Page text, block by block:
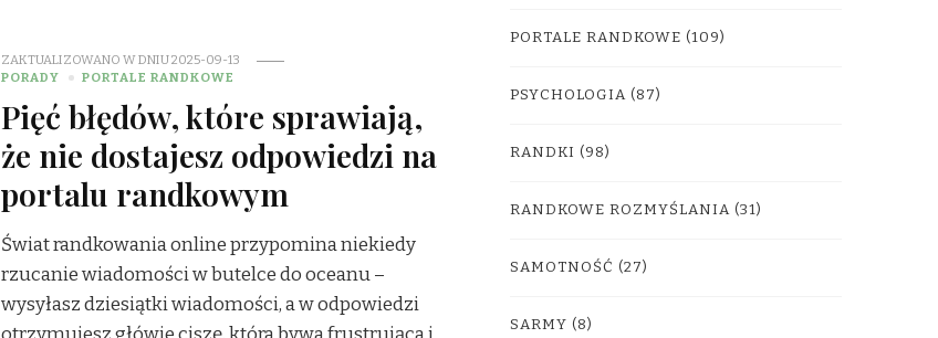
ZAKTUALIZOWANO W DNIU2025-09-13
PORADY
PORTALE RANDKOWE
Pięć błędów, które sprawiają,
że nie dostajesz odpowiedzi na
portalu randkowym
Świat randkowania online przypomina niekiedy
rzucanie wiadomości w butelce do oceanu –
wysyłasz dziesiątki wiadomości, a w odpowiedzi
PORTALE RANDKOWE (109)
PSYCHOLOGIA (87)
RANDKI (98)
RANDKOWE ROZMYŚLANIA (31)
SAMOTNOŚĆ (27)
SARMY (8)